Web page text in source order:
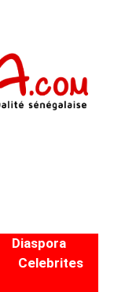
Diaspora
Celebrites